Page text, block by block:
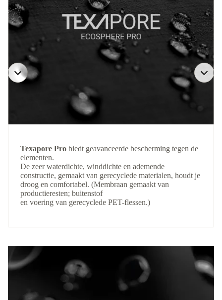
Texapore Pro biedt geavanceerde bescherming tegen de
elementen.
De zeer waterdichte, winddichte en ademende
constructie, gemaakt van gerecyclede materialen, houdt je
droog en comfortabel. (Membraan gemaakt van
productieresten; buitenstof
en voering van gerecyclede PET-flessen.)